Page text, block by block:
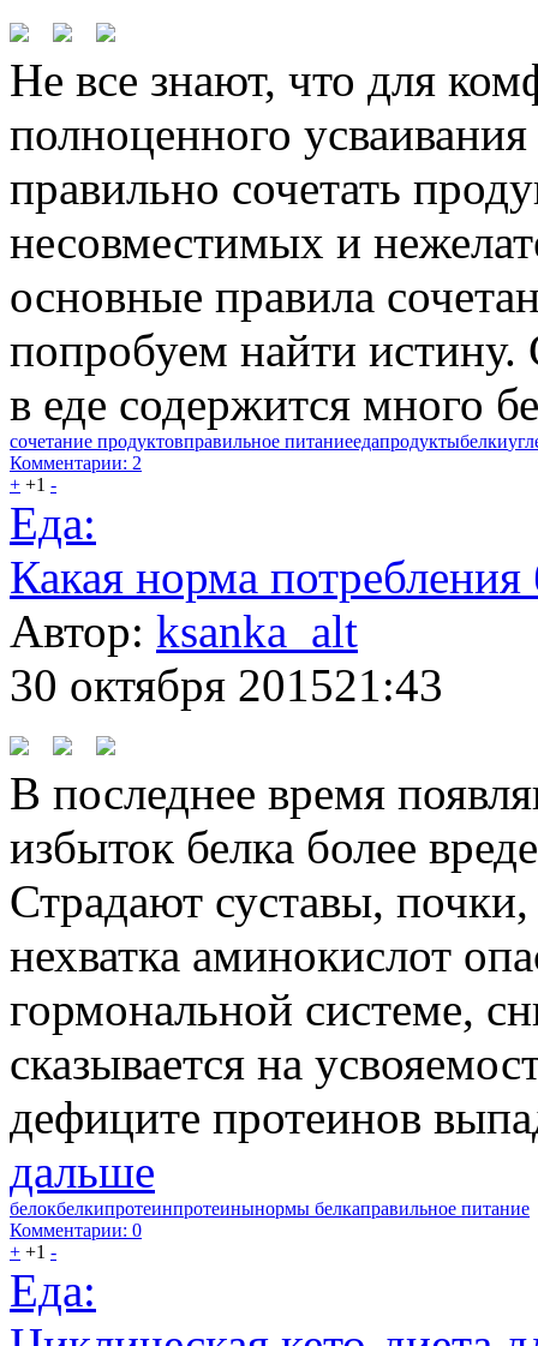
Не все знают, что для
полноценного
правильно сочетать
несовместимых и
основные правила
попробуем найти
в еде содержится много
сочетание продуктовправильное питаниеедапродуктыбелки
Комментарии: 2
+ +1 -
Еда:
Какая норма потребления
Автор: ksanka_alt
30 октября 201521:43
В последнее время
избыток белка более
Страдают суставы,
нехватка аминокислот
гормональной системе,
сказывается на
дефиците протеинов
дальше
белокбелкипротеинпротеинынормы белкаправильное питание
Комментарии: 0
+ +1 -
Еда: